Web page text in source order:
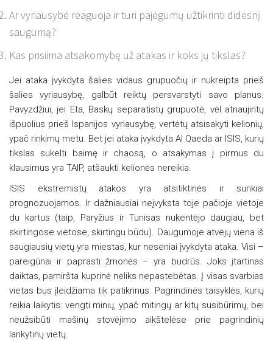
Ar vyriausybė reaguoja ir turi pajėgumų užtikrinti didesnį
saugumą?
Kas prisiima atsakomybę už atakas ir koks jų tikslas?
Jei ataka įvykdyta šalies vidaus grupuočių ir nukreipta prieš
šalies vyriausybę, galbūt reiktų persvarstyti savo planus.
Pavyzdžiui, jei Eta, Baskų separatistų grupuotė, vėl atnaujintų
išpuolius prieš Ispanijos vyriausybę, vertėtų atsisakyti kelionių,
ypač rinkimų metu. Bet jei ataka įvykdyta Al Qaeda ar ISIS, kurių
tikslas sukelti baimę ir chaosą, o atsakymas į pirmus du
klausimus yra TAIP, atšaukti kelionės nereikia.
ISIS ekstremistų atakos yra atsitiktinės ir sunkiai
prognozuojamos. Ir dažniausiai neįvyksta toje pačioje vietoje
du kartus (taip, Paryžius ir Tunisas nukentėjo daugiau, bet
skirtingose vietose, skirtingu būdu). Daugumoje atvejų viena iš
saugiausių vietų yra miestas, kur neseniai įvykdyta ataka. Visi –
pareigūnai ir paprasti žmonės – yra budrūs. Joks įtartinas
daiktas, pamiršta kuprinė neliks nepastebėtas. Į visas svarbias
vietas bus įleidžiama tik patikrinus. Pagrindinės taisyklės, kurių
reikia laikytis: vengti minių, ypač mitingų ar kitų susibūrimų, bei
neužsibūti mašinų stovėjimo aikštelėse prie pagrindinių
lankytinų vietų.